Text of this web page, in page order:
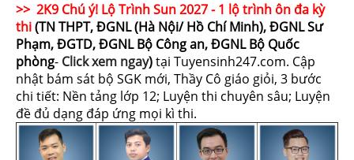
>> 2K9 Chú ý! Lộ Trình Sun 2027 - 1 lộ trình ôn đa kỳ
thi(TN THPT, ĐGNL (Hà Nội/ Hồ Chí Minh), ĐGNL Sư
Phạm, ĐGTD, ĐGNL Bộ Công an, ĐGNL Bộ Quốc
phòng- Click xem ngay)tại Tuyensinh247.com. Cập
nhật bám sát bộ SGK mới, Thầy Cô giáo giỏi, 3 bước
chi tiết: Nền tảng lớp 12; Luyện thi chuyên sâu; Luyện
đề đủ dạng đáp ứng mọi kì thi.